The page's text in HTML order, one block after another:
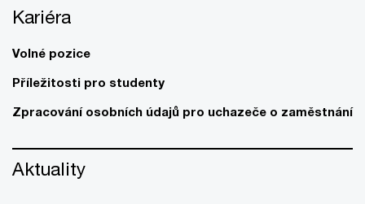
Kariéra
Volné pozice
Příležitosti pro studenty
Zpracování osobních údajů pro uchazeče o zaměstnání
Aktuality